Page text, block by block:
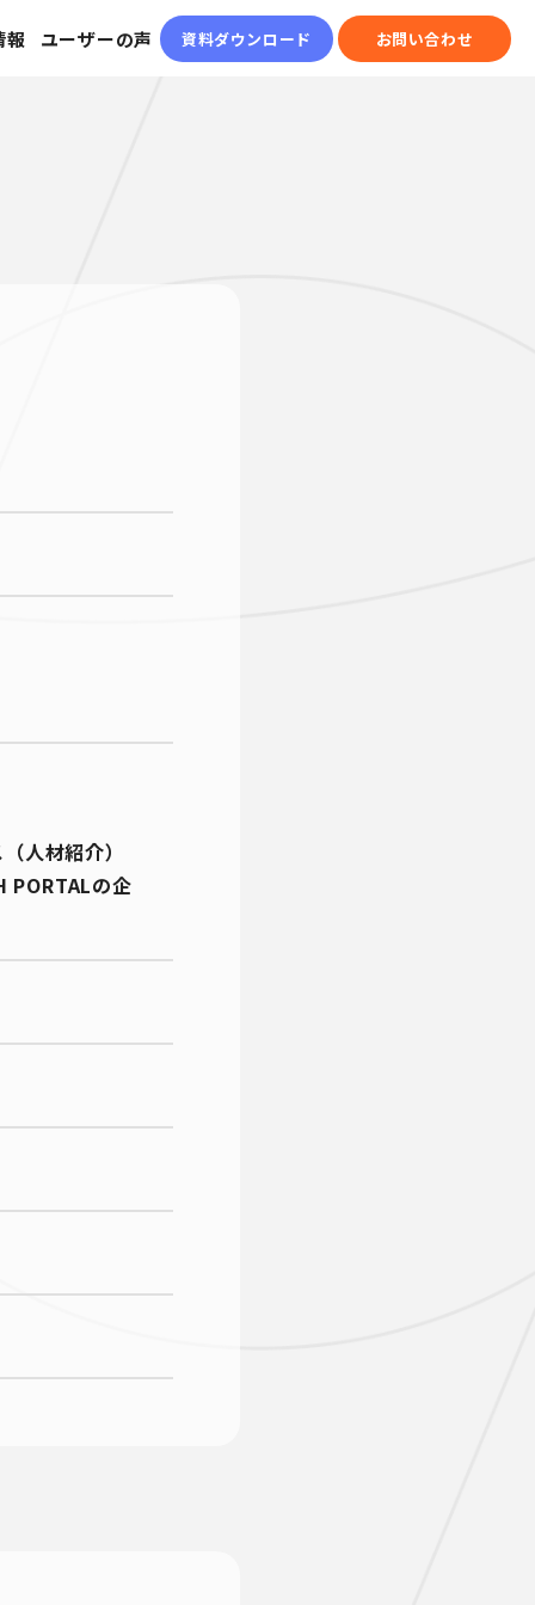
報 ユーザーの声 資料ダウンロード お問い合わせ
人材紹介）
PORTALの企